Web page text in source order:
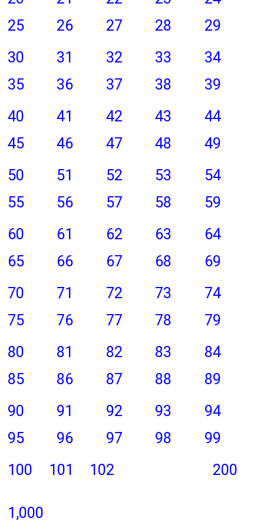
25
26 27 28
29
30
31 32 33
34
35
36 37 38
39
40
41 42 43
44
45
46 47 48
49
50
51 52 53
54
55
56 57 58
59
60
61 62 63
64
65
66 67 68
69
70
71 72 73
74
75
76 77 78
79
80
81 82 83
84
85
86 87 88
89
90
91 92 93
94
95
96 97 98
99
100
101 102 200
1,000